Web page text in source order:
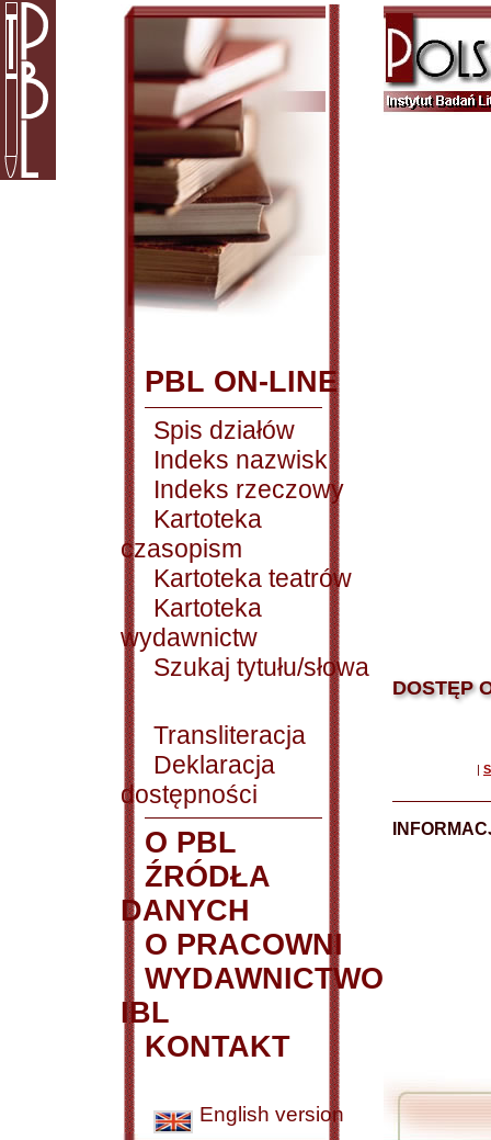
PBL ON-LINE
Spis działów
Indeks nazwisk
Indeks rzeczowy
Kartoteka
czasopism
Kartoteka teatrów
Kartoteka
wydawnictw
Szukaj tytułu/słowa
Transliteracja
Deklaracja
dostępności
O PBL
ŹRÓDŁA
DANYCH
O PRACOWNI
WYDAWNICTWO
IBL
KONTAKT
English version
DOSTĘP
|